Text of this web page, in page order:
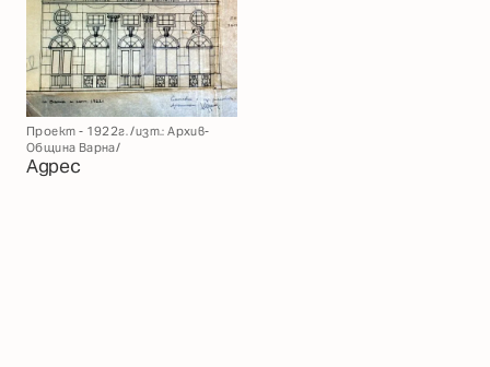
Проект - 1922г. /изт.: Архив-
Община Варна/
Адрес